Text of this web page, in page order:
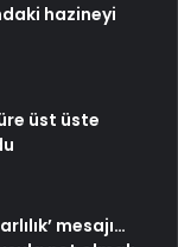
hazineyi
üst üste
mesajı…